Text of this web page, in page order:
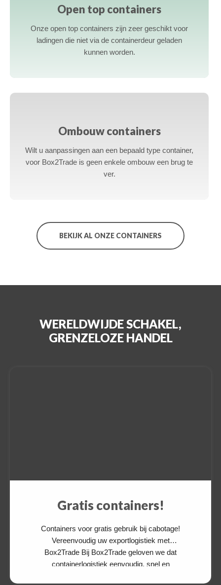
Open top containers
Onze open top containers zijn zeer geschikt voor
ladingen die niet via de containerdeur geladen
kunnen worden.
Ombouw containers
Wilt u aanpassingen aan een bepaald type container,
voor Box2Trade is geen enkele ombouw een brug te
ver.
a
BEKIJK AL ONZE CONTAINERS
WERELDWIJDE SCHAKEL,
GRENZELOZE HANDEL
Gratis containers!
Containers voor gratis gebruik bij cabotage!
Vereenvoudig uw exportlogistiek met
Box2Trade Bij Box2Trade geloven we dat
containerlogistiek eenvoudig, snel en